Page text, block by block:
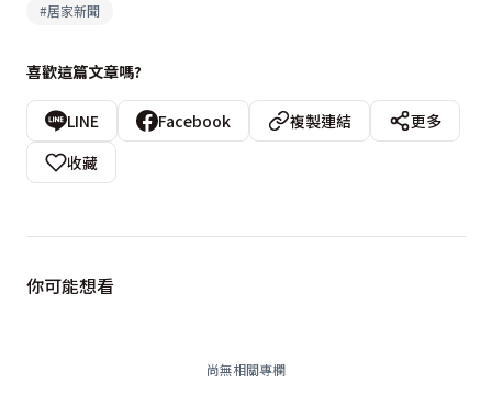
#居家新聞
喜歡這篇文章嗎?
LINE Facebook 複製連結
更多
收藏
你可能想看
尚無相關專欄